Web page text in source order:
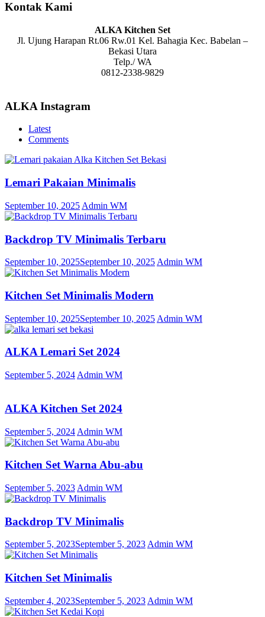
Kontak Kami
ALKA Kitchen Set
Jl. Ujung Harapan Rt.06 Rw.01 Kel. Bahagia Kec. Babelan –
Bekasi Utara
Telp./ WA
0812-2338-9829
ALKA Instagram
Latest
Comments
Lemari Pakaian Minimalis
September 10, 2025 Admin WM
Backdrop TV Minimalis Terbaru
September 10, 2025September 10, 2025 Admin WM
Kitchen Set Minimalis Modern
September 10, 2025September 10, 2025 Admin WM
ALKA Lemari Set 2024
September 5, 2024 Admin WM
ALKA Kitchen Set 2024
September 5, 2024 Admin WM
Kitchen Set Warna Abu-abu
September 5, 2023 Admin WM
Backdrop TV Minimalis
September 5, 2023September 5, 2023Admin WM
Kitchen Set Minimalis
September 4, 2023September 5, 2023 Admin WM